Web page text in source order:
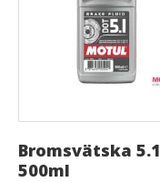
Bromsvätska 5.1
500ml